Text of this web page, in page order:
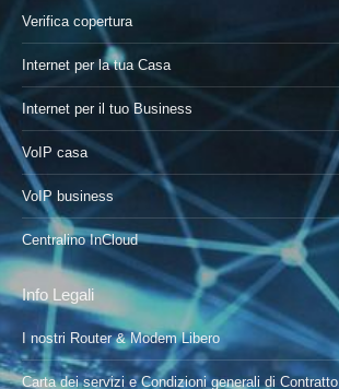
Verifica copertura
Internet per la tua Casa
Internet per il tuo Business
VoIP casa
VoIP business
Centralino InCloud
Info Legali
I nostri Router & Modem Libero
Carta dei servizi e Condizioni generali di Contratto